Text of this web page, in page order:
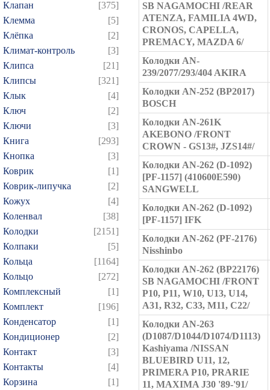
Клапан
[375]
Клемма
[5]
Клёпка
[2]
Климат-контроль
[3]
Клипса
[21]
Клипсы
[321]
Клык
[4]
Ключ
[2]
Ключи
[3]
Книга
[293]
Кнопка
[3]
Коврик
[1]
Коврик-липучка
[2]
Кожух
[4]
Коленвал
[38]
Колодки
[2151]
Колпаки
[5]
Кольца
[1164]
Кольцо
[272]
Комплексный
[1]
Комплект
[196]
Конденсатор
[1]
Кондиционер
[2]
Контакт
[3]
Контакты
[4]
Корзина
[1]
SB NAGAMOCHI /REAR
ATENZA, FAMILIA 4WD,
CRONOS, CAPELLA,
PREMACY, MAZDA 6/
Колодки AN-
239/2077/293/404 AKIRA
Колодки AN-252 (BP2017)
BOSCH
Колодки AN-261K
AKEBONO /FRONT
CROWN - GS13#, JZS14#/
Колодки AN-262 (D-1092)
[PF-1157] (410600E590)
SANGWELL
Колодки AN-262 (D-1092)
[PF-1157] IFK
Колодки AN-262 (PF-2176)
Nisshinbo
Колодки AN-262 (BP22176)
SB NAGAMOCHI /FRONT
P10, P11, W10, U13, U14,
A31, R32, C33, M11, C22/
Колодки AN-263
(D1087/D1044/D1074/D1113)
Kashiyama /NISSAN
BLUEBIRD U11, 12,
PRIMERA P10, PRARIE
11, MAXIMA J30 '89-'91/